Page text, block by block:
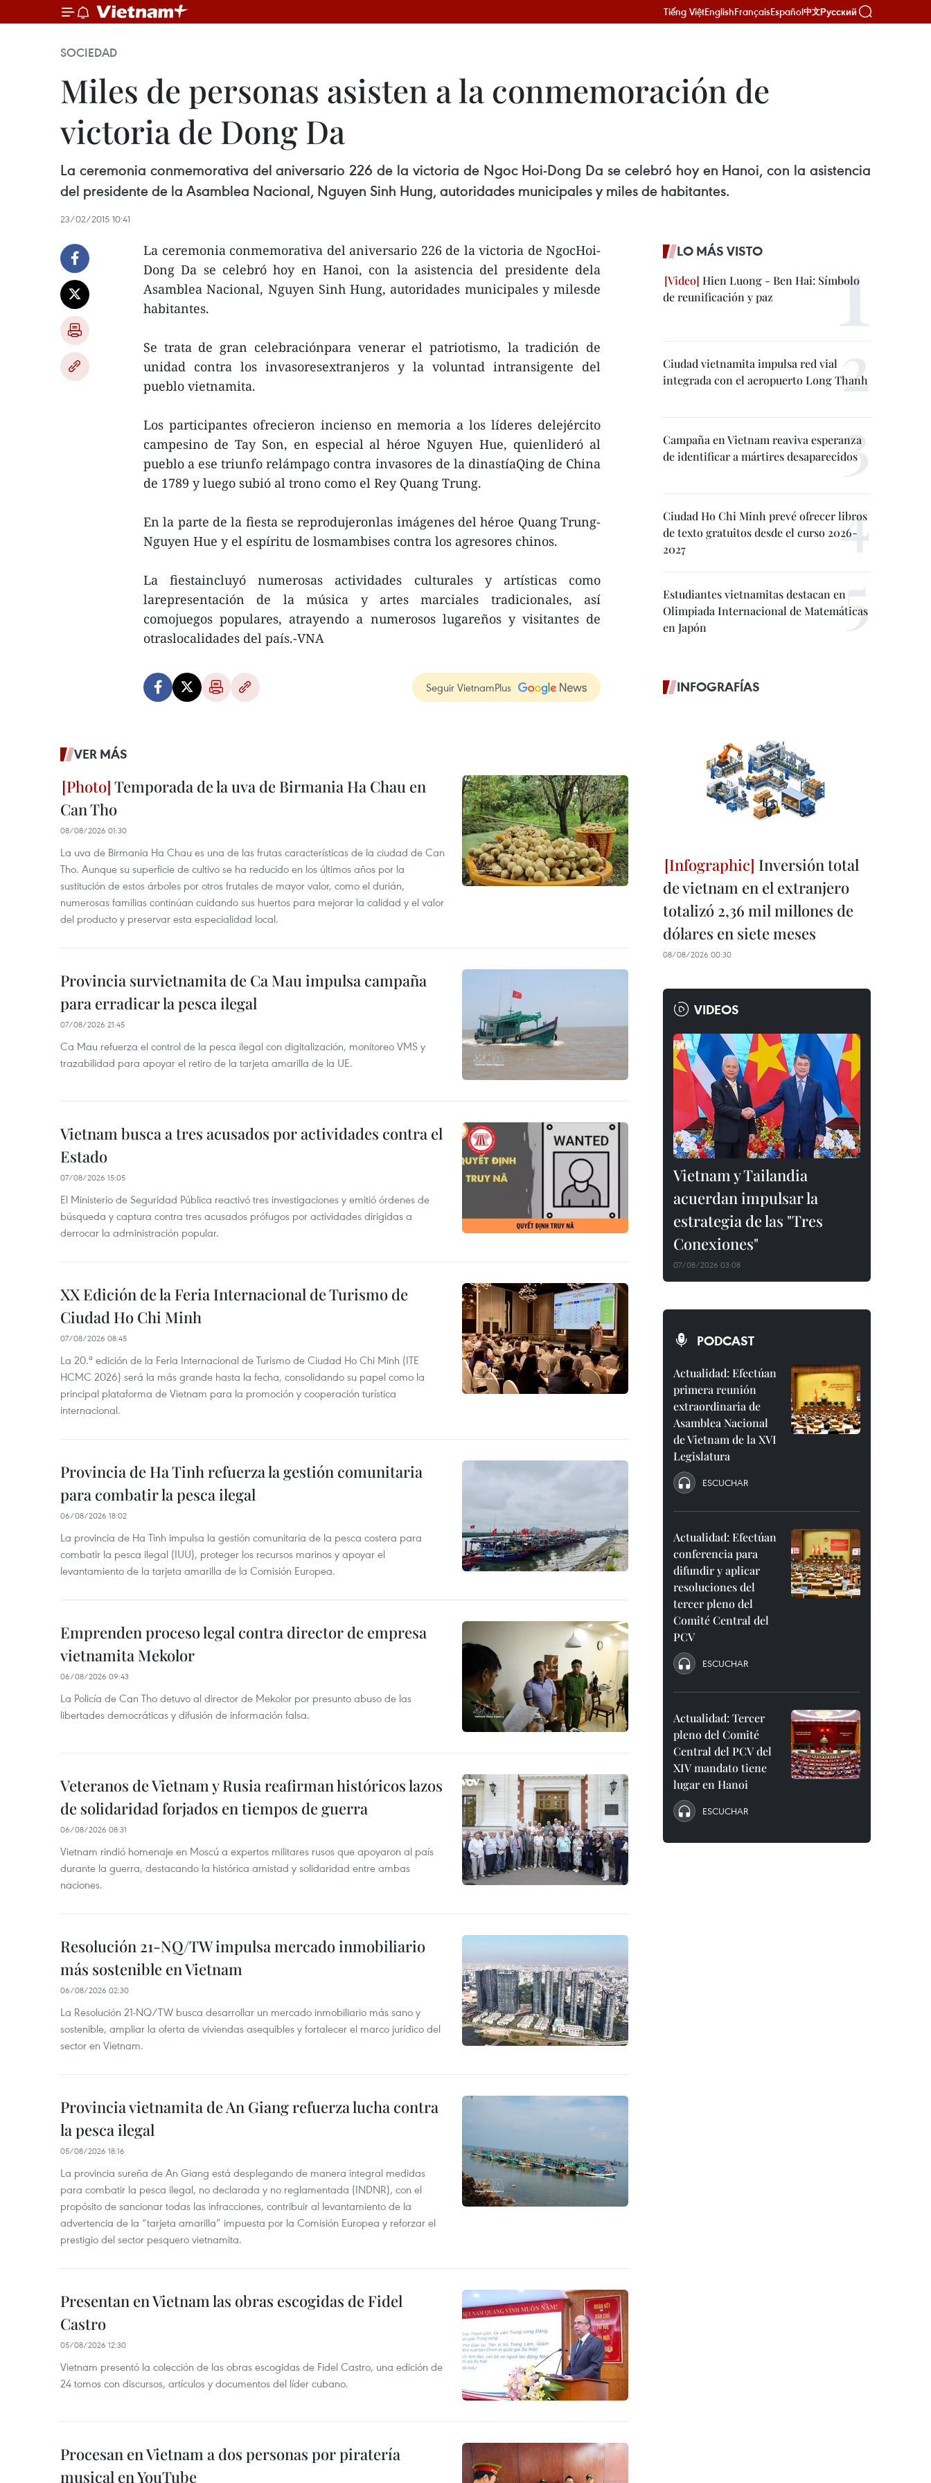
Tiếng ViệtEnglishFrançaisEspañol中文Русский
SOCIEDAD
Miles de personas asisten a la conmemoración de
victoria de Dong Da
La ceremonia conmemorativa del aniversario 226 de la victoria de Ngoc Hoi-Dong Da se celebró hoy en Hanoi, con la asistencia
del presidente de la Asamblea Nacional, Nguyen Sinh Hung, autoridades municipales y miles de habitantes.
23/02/2015 10:41
La ceremonia conmemorativa del aniversario 226 de la victoria de NgocHoi-
Dong Da se celebró hoy en Hanoi, con la asistencia del presidente dela
Asamblea Nacional, Nguyen Sinh Hung, autoridades municipales y milesde
habitantes.
Se trata de gran celebraciónpara venerar el patriotismo, la tradición de
unidad contra los invasoresextranjeros y la voluntad intransigente del
pueblo vietnamita.
Los participantes ofrecieron incienso en memoria a los líderes delejército
campesino de Tay Son, en especial al héroe Nguyen Hue, quienlideró al
pueblo a ese triunfo relámpago contra invasores de la dinastíaQing de China
de 1789 y luego subió al trono como el Rey Quang Trung.
En la parte de la fiesta se reprodujeronlas imágenes del héroe Quang Trung-
Nguyen Hue y el espíritu de losmambises contra los agresores chinos.
La fiestaincluyó numerosas actividades culturales y artísticas como
larepresentación de la música y artes marciales tradicionales, así
comojuegos populares, atrayendo a numerosos lugareños y visitantes de
otraslocalidades del país.-VNA
Seguir VietnamPlus
VER MÁS
Temporada de la uva de Birmania Ha Chau en
Can Tho
08/08/2026 01:30
La uva de Birmania Ha Chau es una de las frutas características de la ciudad de Can
Tho. Aunque su superficie de cultivo se ha reducido en los últimos años por la
sustitución de estos árboles por otros frutales de mayor valor, como el durián,
numerosas familias continúan cuidando sus huertos para mejorar la calidad y el valor
del producto y preservar esta especialidad local.
Provincia survietnamita de Ca Mau impulsa campaña
para erradicar la pesca ilegal
07/08/2026 21:45
Ca Mau refuerza el control de la pesca ilegal con digitalización, monitoreo VMS y
trazabilidad para apoyar el retiro de la tarjeta amarilla de la UE.
Vietnam busca a tres acusados por actividades contra el
Estado
07/08/2026 15:05
El Ministerio de Seguridad Pública reactivó tres investigaciones y emitió órdenes de
búsqueda y captura contra tres acusados prófugos por actividades dirigidas a
derrocar la administración popular.
XX Edición de la Feria Internacional de Turismo de
Ciudad Ho Chi Minh
07/08/2026 08:45
La 20.ª edición de la Feria Internacional de Turismo de Ciudad Ho Chi Minh (ITE
HCMC 2026) será la más grande hasta la fecha, consolidando su papel como la
principal plataforma de Vietnam para la promoción y cooperación turística
internacional.
Provincia de Ha Tinh refuerza la gestión comunitaria
para combatir la pesca ilegal
06/08/2026 18:02
La provincia de Ha Tinh impulsa la gestión comunitaria de la pesca costera para
combatir la pesca ilegal (IUU), proteger los recursos marinos y apoyar el
levantamiento de la tarjeta amarilla de la Comisión Europea.
Emprenden proceso legal contra director de empresa
vietnamita Mekolor
06/08/2026 09:43
La Policía de Can Tho detuvo al director de Mekolor por presunto abuso de las
libertades democráticas y difusión de información falsa.
Veteranos de Vietnam y Rusia reafirman históricos lazos
de solidaridad forjados en tiempos de guerra
06/08/2026 08:31
Vietnam rindió homenaje en Moscú a expertos militares rusos que apoyaron al país
durante la guerra, destacando la histórica amistad y solidaridad entre ambas
naciones.
Resolución 21-NQ/TW impulsa mercado inmobiliario
más sostenible en Vietnam
06/08/2026 02:30
La Resolución 21-NQ/TW busca desarrollar un mercado inmobiliario más sano y
sostenible, ampliar la oferta de viviendas asequibles y fortalecer el marco jurídico del
sector en Vietnam.
Provincia vietnamita de An Giang refuerza lucha contra
la pesca ilegal
05/08/2026 18:16
La provincia sureña de An Giang está desplegando de manera integral medidas
para combatir la pesca ilegal, no declarada y no reglamentada (INDNR), con el
propósito de sancionar todas las infracciones, contribuir al levantamiento de la
advertencia de la “tarjeta amarilla” impuesta por la Comisión Europea y reforzar el
prestigio del sector pesquero vietnamita.
Presentan en Vietnam las obras escogidas de Fidel
Castro
05/08/2026 12:30
Vietnam presentó la colección de las obras escogidas de Fidel Castro, una edición de
24 tomos con discursos, artículos y documentos del líder cubano.
Procesan en Vietnam a dos personas por piratería
musical en YouTube
LO MÁS VISTO
Hien Luong - Ben Hai: Símbolo
de reunificación y paz
Ciudad vietnamita impulsa red vial
integrada con el aeropuerto Long Thanh
Campaña en Vietnam reaviva esperanza
de identificar a mártires desaparecidos
Ciudad Ho Chi Minh prevé ofrecer libros
de texto gratuitos desde el curso 2026-
2027
Estudiantes vietnamitas destacan en
Olimpiada Internacional de Matemáticas
en Japón
INFOGRAFÍAS
Inversión total
de vietnam en el extranjero
totalizó 2,36 mil millones de
dólares en siete meses
08/08/2026 00:30
VIDEOS
Vietnam y Tailandia
acuerdan impulsar la
estrategia de las "Tres
Conexiones"
07/08/2026 03:08
PODCAST
Actualidad: Efectúan
primera reunión
extraordinaria de
Asamblea Nacional
de Vietnam de la XVI
Legislatura
ESCUCHAR
Actualidad: Efectúan
conferencia para
difundir y aplicar
resoluciones del
tercer pleno del
Comité Central del
PCV
ESCUCHAR
Actualidad: Tercer
pleno del Comité
Central del PCV del
XIV mandato tiene
lugar en Hanoi
ESCUCHAR